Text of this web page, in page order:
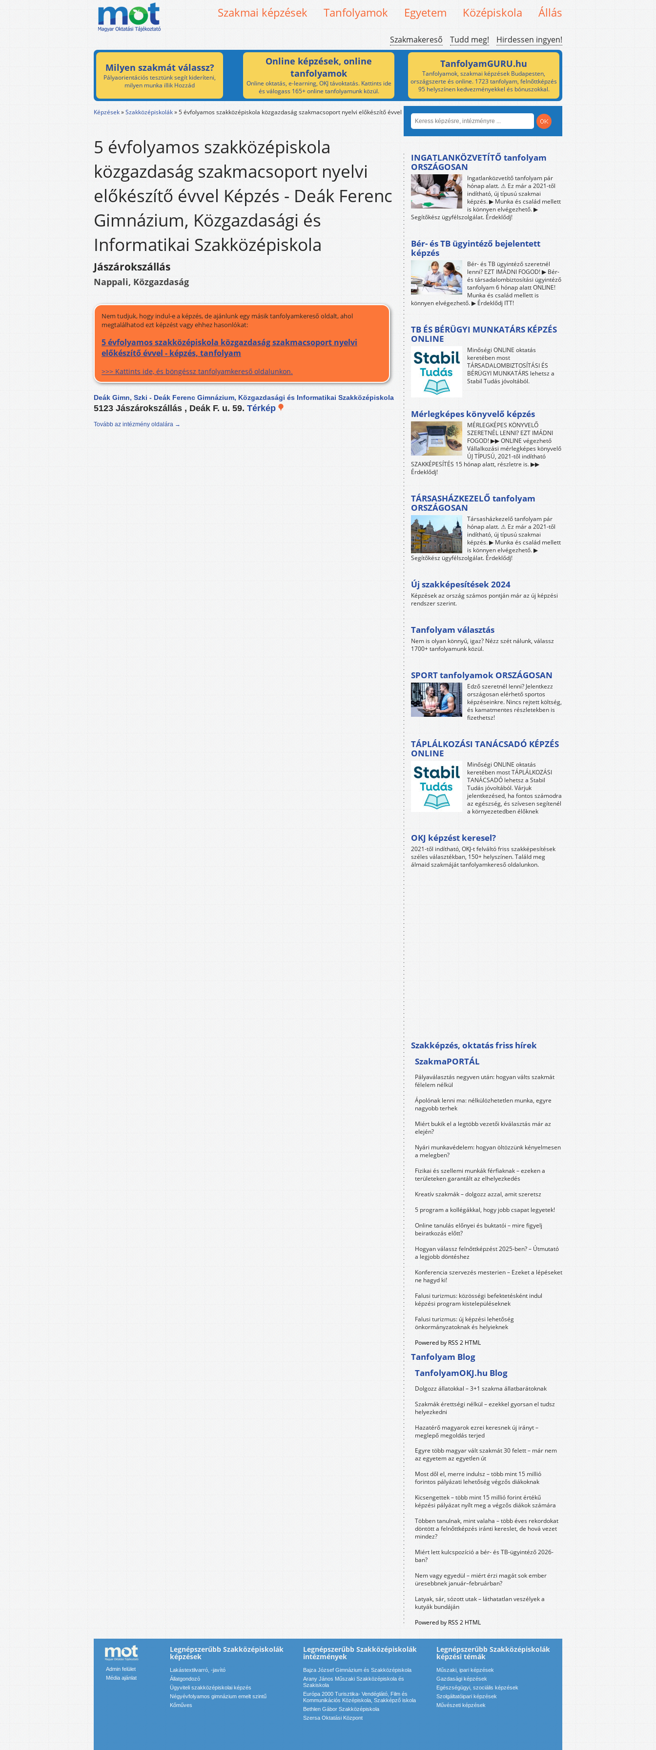
Szakmai képzések Tanfolyamok Egyetem Középiskola Állás
Szakmakereső Tudd meg! Hirdessen ingyen!
Milyen szakmát válassz?
Pályaorientációs tesztünk segít kideríteni,
milyen munka illik Hozzád
Online képzések, online
tanfolyamok
Online oktatás, e-learning, OKJ távoktatás. Kattints ide
és válogass 165+ online tanfolyamunk közül.
TanfolyamGURU.hu
Tanfolyamok, szakmai képzések Budapesten,
országszerte és online. 1723 tanfolyam, felnőttképzés
95 helyszínen kedvezményekkel és bónuszokkal.
Képzések»Szakközépiskolák»5 évfolyamos szakközépiskola közgazdaság szakmacsoport nyelvi előkészítő évvel
5 évfolyamos szakközépiskola
közgazdaság szakmacsoport nyelvi
előkészítő évvel Képzés - Deák Ferenc
Gimnázium, Közgazdasági és
Informatikai Szakközépiskola
Jászárokszállás
Nappali, Közgazdaság
Nem tudjuk, hogy indul-e a képzés, de ajánlunk egy másik tanfolyamkereső oldalt, ahol
megtalálhatod ezt képzést vagy ehhez hasonlókat:
5 évfolyamos szakközépiskola közgazdaság szakmacsoport nyelvi
előkészítő évvel - képzés, tanfolyam
>>> Kattints ide, és böngéssz tanfolyamkereső oldalunkon.
Deák Gimn, Szki - Deák Ferenc Gimnázium, Közgazdasági és Informatikai Szakközépiskola
5123 Jászárokszállás , Deák F. u. 59. Térkép
Tovább az intézmény oldalára →
INGATLANKÖZVETÍTŐ tanfolyam
ORSZÁGOSAN
Ingatlanközvetítő tanfolyam pár
hónap alatt. ⚠ Ez már a 2021-től
indítható, új típusú szakmai
képzés. ▶ Munka és család mellett
is könnyen elvégezhető. ▶
Segítőkész ügyfélszolgálat. Érdeklődj!
Bér- és TB ügyintéző bejelentett
képzés
Bér- és TB ügyintéző szeretnél
lenni? EZT IMÁDNI FOGOD! ▶ Bér-
és társadalombiztosítási ügyintéző
tanfolyam 6 hónap alatt ONLINE!
Munka és család mellett is
könnyen elvégezhető. ▶ Érdeklődj ITT!
TB ÉS BÉRÜGYI MUNKATÁRS KÉPZÉS
ONLINE
Minőségi ONLINE oktatás
keretében most
TÁRSADALOMBIZTOSÍTÁSI ÉS
BÉRÜGYI MUNKATÁRS lehetsz a
Stabil Tudás jóvoltából.
Mérlegképes könyvelő képzés
MÉRLEGKÉPES KÖNYVELŐ
SZERETNÉL LENNI? EZT IMÁDNI
FOGOD! ▶▶ ONLINE végezhető
Vállalkozási mérlegképes könyvelő
ÚJ TÍPUSÚ, 2021-től indítható
SZAKKÉPESÍTÉS 15 hónap alatt, részletre is. ▶▶
Érdeklődj!
TÁRSASHÁZKEZELŐ tanfolyam
ORSZÁGOSAN
Társasházkezelő tanfolyam pár
hónap alatt. ⚠ Ez már a 2021-től
indítható, új típusú szakmai
képzés. ▶ Munka és család mellett
is könnyen elvégezhető. ▶
Segítőkész ügyfélszolgálat. Érdeklődj!
Új szakképesítések 2024
Képzések az ország számos pontján már az új képzési
rendszer szerint.
Tanfolyam választás
Nem is olyan könnyű, igaz? Nézz szét nálunk, válassz
1700+ tanfolyamunk közül.
SPORT tanfolyamok ORSZÁGOSAN
Edző szeretnél lenni? Jelentkezz
országosan elérhető sportos
képzéseinkre. Nincs rejtett költség,
és kamatmentes részletekben is
fizethetsz!
TÁPLÁLKOZÁSI TANÁCSADÓ KÉPZÉS
ONLINE
Minőségi ONLINE oktatás
keretében most TÁPLÁLKOZÁSI
TANÁCSADÓ lehetsz a Stabil
Tudás jóvoltából. Várjuk
jelentkezésed, ha fontos számodra
az egészség, és szívesen segítenél
a környezetedben élőknek
OKJ képzést keresel?
2021-től indítható, OKJ-t felváltó friss szakképesítések
széles választékban, 150+ helyszínen. Találd meg
álmaid szakmáját tanfolyamkereső oldalunkon.
Szakképzés, oktatás friss hírek
SzakmaPORTÁL
Pályaválasztás negyven után: hogyan válts szakmát
félelem nélkül
Ápolónak lenni ma: nélkülözhetetlen munka, egyre
nagyobb terhek
Miért bukik el a legtöbb vezetői kiválasztás már az
elején?
Nyári munkavédelem: hogyan öltözzünk kényelmesen
a melegben?
Fizikai és szellemi munkák férfiaknak – ezeken a
területeken garantált az elhelyezkedés
Kreatív szakmák – dolgozz azzal, amit szeretsz
5 program a kollégákkal, hogy jobb csapat legyetek!
Online tanulás előnyei és buktatói – mire figyelj
beiratkozás előtt?
Hogyan válassz felnőttképzést 2025-ben? – Útmutató
a legjobb döntéshez
Konferencia szervezés mesterien – Ezeket a lépéseket
ne hagyd ki!
Falusi turizmus: közösségi befektetésként indul
képzési program kistelepüléseknek
Falusi turizmus: új képzési lehetőség
önkormányzatoknak és helyieknek
Powered by RSS 2 HTML
Tanfolyam Blog
TanfolyamOKJ.hu Blog
Dolgozz állatokkal – 3+1 szakma állatbarátoknak
Szakmák érettségi nélkül – ezekkel gyorsan el tudsz
helyezkedni
Hazatérő magyarok ezrei keresnek új irányt –
meglepő megoldás terjed
Egyre több magyar vált szakmát 30 felett – már nem
az egyetem az egyetlen út
Most dől el, merre indulsz – több mint 15 millió
forintos pályázati lehetőség végzős diákoknak
Kicsengettek – több mint 15 millió forint értékű
képzési pályázat nyílt meg a végzős diákok számára
Többen tanulnak, mint valaha – több éves rekordokat
döntött a felnőttképzés iránti kereslet, de hová vezet
mindez?
Miért lett kulcspozíció a bér- és TB-ügyintéző 2026-
ban?
Nem vagy egyedül – miért érzi magát sok ember
üresebbnek január–februárban?
Latyak, sár, sózott utak – láthatatlan veszélyek a
kutyák bundáján
Powered by RSS 2 HTML
Admin felület
Média ajánlat
Legnépszerűbb Szakközépiskolák
képzések
Lakástextilvarró, -javító
Állatgondozó
Ügyviteli szakközépiskolai képzés
Négyévfolyamos gimnázium emelt szintű
Kőműves
Legnépszerűbb Szakközépiskolák
intézmények
Bajza József Gimnázium és Szakközépiskola
Arany János Műszaki Szakközépiskola és
Szakiskola
Európa 2000 Turisztika- Vendéglátó, Film és
Kommunikációs Középiskola, Szakképző iskola
Bethlen Gábor Szakközépiskola
Szersa Oktatási Központ
Legnépszerűbb Szakközépiskolák
képzési témák
Műszaki, ipari képzések
Gazdasági képzések
Egészségügyi, szociális képzések
Szolgáltatóipari képzések
Művészeti képzések